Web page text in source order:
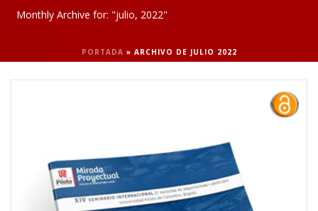
Monthly Archive for: "julio, 2022"
PORTADA » ARCHIVO DE JULIO 2022